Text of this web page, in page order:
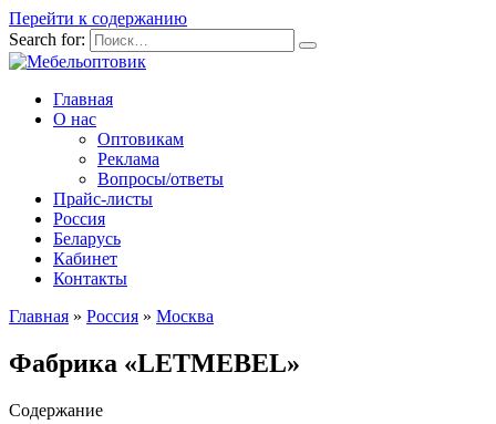
Перейти к содержанию
Search for:
Главная
О нас
Оптовикам
Реклама
Вопросы/ответы
Прайс-листы
Россия
Беларусь
Кабинет
Контакты
Главная » Россия » Москва
Фабрика «LETMEBEL»
Содержание